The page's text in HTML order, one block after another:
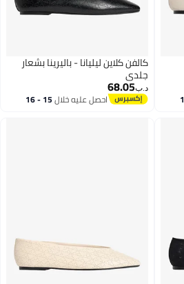
كالفن كلاين ليليانا - باليرينا بشعار
جلدي
د.ب‏68.05
احصل عليه خلال 15 - 16